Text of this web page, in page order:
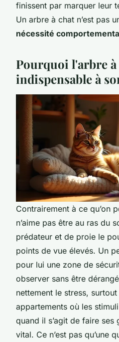
finissent par marquer leur
Un arbre à chat n’est pas
nécessité
Pourquoi l'arbre
indispensable à
Contrairement à ce qu’on
n’aime pas être au ras du
prédateur et de proie le
points de vue élevés. Un
pour lui une zone de
observer sans être
nettement le stress,
appartements où les
quand il s’agit de faire ses
vital. Ce n’est pas qu’une